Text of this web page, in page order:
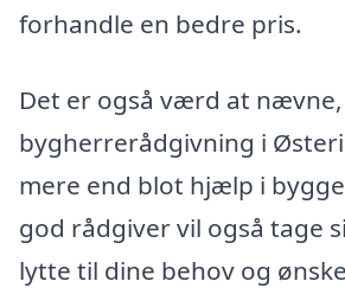
forhandle en bedre pris.
Det er også værd at
bygherrerådgivning i
mere end blot hjælp i
god rådgiver vil også tage
lytte til dine behov og